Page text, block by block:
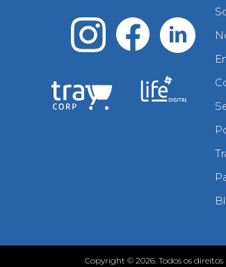
Copyright © 2026. Todos os direitos